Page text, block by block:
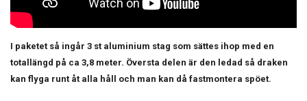
I paketet så ingår 3 st aluminium stag som sättes ihop med en
totallängd på ca 3,8 meter. Översta delen är den ledad så draken
kan flyga runt åt alla håll och man kan då fastmontera spöet.